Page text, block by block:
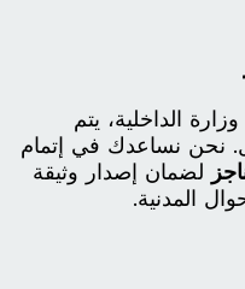
الداخلية، يتم
نحن نساعدك في إتمام
لضمان إصدار وثيقة
المدنية.